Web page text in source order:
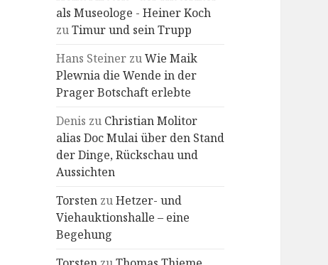
als Museologe - Heiner Koch
zuTimur und sein Trupp
Hans Steiner zuWie Maik
Plewnia die Wende in der
Prager Botschaft erlebte
Denis zu Christian Molitor
alias Doc Mulai über den Stand
der Dinge, Rückschau und
Aussichten
Torsten zuHetzer- und
Viehauktionshalle – eine
Begehung